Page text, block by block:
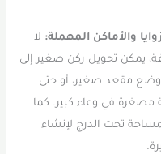
المهملة:لا
تحويل ركن صغير إلى
مقعد صغير، أو حتى
في وعاء كبير. كما
تحت الدرج لإنشاء